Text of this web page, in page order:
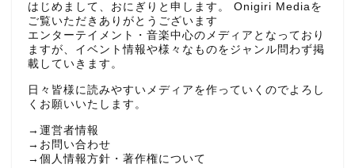
はじめまして、おにぎりと申します。 Onigiri Mediaを
ご覧いただきありがとうございます
エンターテイメント・音楽中心のメディアとなっており
ますが、イベント情報や様々なものをジャンル問わず掲
載していきます。
日々皆様に読みやすいメディアを作っていくのでよろし
くお願いいたします。
→ 運営者情報
→ お問い合わせ
→ 個人情報方針・著作権について